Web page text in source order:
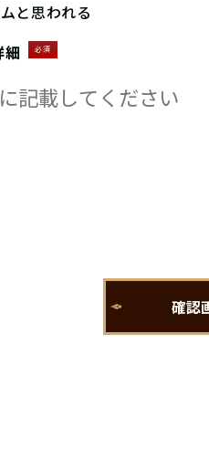
と思われる
細
必須